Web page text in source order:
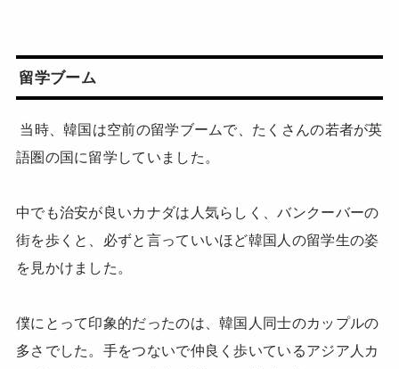
留学ブーム
当時、韓国は空前の留学ブームで、たくさんの若者が英
語圏の国に留学していました。
中でも治安が良いカナダは人気らしく、バンクーバーの
街を歩くと、必ずと言っていいほど韓国人の留学生の姿
を見かけました。
僕にとって印象的だったのは、韓国人同士のカップルの
多さでした。手をつないで仲良く歩いているアジア人カ